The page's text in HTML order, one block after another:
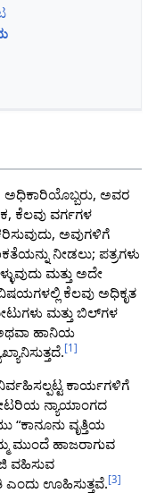
ಅವರ
ಕೆಲವು ವರ್ಗಗಳ
ಅವುಗಳಿಗೆ
ನೀಡಲು; ಪತ್ರಗಳು
ಮತ್ತು ಅದೇ
ಕೆಲವು ಅಧಿಕೃತ
ಮತ್ತು ಬಿಲ್‌ಗಳ
ಅಥವಾ ಹಾನಿಯ
[1 ]
ಕಾರ್ಯಗಳಿಗೆ
ನ್ಯಾಯಾಂಗದ
ವೃತ್ತಿಯ
ಮುಂದೆ ಹಾಜರಾಗುವ
ವಹಿಸುವ
ಎಂದು ಊಹಿಸುತ್ತವೆ.[3]